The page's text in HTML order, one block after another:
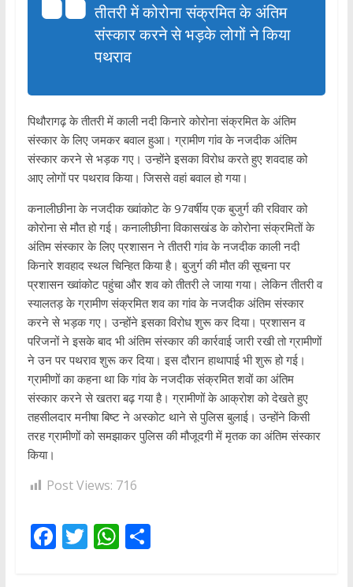
तीतरी में कोरोना संक्रमित के अंतिम
संस्कार करने से भड़के लोगों ने किया
पथराव
पिथौरागढ़ के तीतरी में काली नदी किनारे कोरोना संक्रमित के अंतिम
संस्कार के लिए जमकर बवाल हुआ। ग्रामीण गांव के नजदीक अंतिम
संस्कार करने से भड़क गए। उन्होंने इसका विरोध करते हुए शवदाह को
आए लोगों पर पथराव किया। जिससे वहां बवाल हो गया।
कनालीछीना के नजदीक ख्वांकोट के 97वर्षीय एक बुजुर्ग की रविवार को
कोरोना से मौत हो गई। कनालीछीना विकासखंड के कोरोना संक्रमितों के
अंतिम संस्कार के लिए प्रशासन ने तीतरी गांव के नजदीक काली नदी
किनारे शवहाद स्थल चिन्हित किया है। बुजुर्ग की मौत की सूचना पर
प्रशासन ख्वांकोट पहुंचा और शव को तीतरी ले जाया गया। लेकिन तीतरी व
स्यालतड़ के ग्रामीण संक्रमित शव का गांव के नजदीक अंतिम संस्कार
करने से भड़क गए। उन्होंने इसका विरोध शुरू कर दिया। प्रशासन व
परिजनों ने इसके बाद भी अंतिम संस्कार की कार्रवाई जारी रखी तो ग्रामीणों
ने उन पर पथराव शुरू कर दिया। इस दौरान हाथापाई भी शुरू हो गई।
ग्रामीणों का कहना था कि गांव के नजदीक संक्रमित शवों का अंतिम
संस्कार करने से खतरा बढ़ गया है। ग्रामीणों के आक्रोश को देखते हुए
तहसीलदार मनीषा बिष्ट ने अस्कोट थाने से पुलिस बुलाई। उन्होंने किसी
तरह ग्रामीणों को समझाकर पुलिस की मौजूदगी में मृतक का अंतिम संस्कार
किया।
Post Views: 716
F T W S